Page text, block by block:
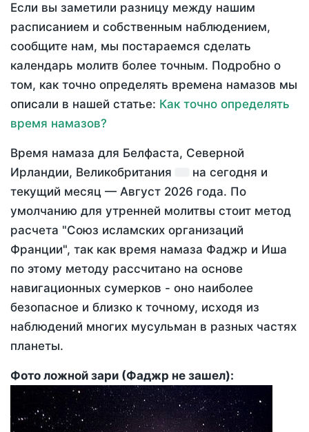
Если вы заметили разницу между нашим
расписанием и собственным наблюдением,
сообщите нам, мы постараемся сделать
календарь молитв более точным. Подробно о
том, как точно определять времена намазов мы
описали в нашей статье: Как точно определять
время намазов?
Время намаза для Белфаста, Северной
Ирландии, Великобритания
на сегодня и
текущий месяц — Август 2026 года. По
умолчанию для утренней молитвы стоит метод
расчета "Союз исламских организаций
Франции", так как время намаза Фаджр и Иша
по этому методу рассчитано на основе
навигационных сумерков - оно наиболее
безопасное и близко к точному, исходя из
наблюдений многих мусульман в разных частях
планеты.
Фото ложной зари (Фаджр не зашел):